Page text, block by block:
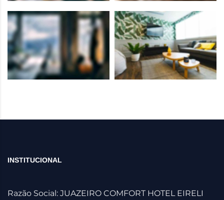
INSTITUCIONAL
Razão Social: JUAZEIRO COMFORT HOTEL EIRELI